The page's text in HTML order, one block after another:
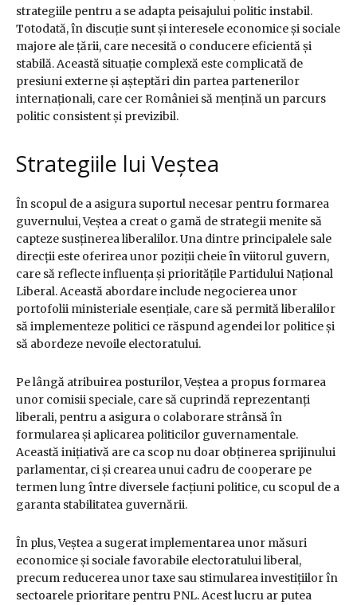
strategiile pentru a se adapta peisajului politic instabil.
Totodată, în discuție sunt și interesele economice și sociale
majore ale țării, care necesită o conducere eficientă și
stabilă. Această situație complexă este complicată de
presiuni externe și așteptări din partea partenerilor
internaționali, care cer României să mențină un parcurs
politic consistent și previzibil.
Strategiile lui Veștea
În scopul de a asigura suportul necesar pentru formarea
guvernului, Veștea a creat o gamă de strategii menite să
capteze susținerea liberalilor. Una dintre principalele sale
direcții este oferirea unor poziții cheie în viitorul guvern,
care să reflecte influența și prioritățile Partidului Național
Liberal. Această abordare include negocierea unor
portofolii ministeriale esențiale, care să permită liberalilor
să implementeze politici ce răspund agendei lor politice și
să abordeze nevoile electoratului.
Pe lângă atribuirea posturilor, Veștea a propus formarea
unor comisii speciale, care să cuprindă reprezentanți
liberali, pentru a asigura o colaborare strânsă în
formularea și aplicarea politicilor guvernamentale.
Această inițiativă are ca scop nu doar obținerea sprijinului
parlamentar, ci și crearea unui cadru de cooperare pe
termen lung între diversele facțiuni politice, cu scopul de a
garanta stabilitatea guvernării.
În plus, Veștea a sugerat implementarea unor măsuri
economice și sociale favorabile electoratului liberal,
precum reducerea unor taxe sau stimularea investițiilor în
sectoarele prioritare pentru PNL. Acest lucru ar putea